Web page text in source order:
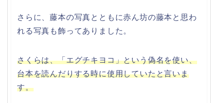
さらに、藤本の写真とともに赤ん坊の藤本と思わ
れる写真も飾ってありました。
さくらは、「エグチキヨコ」という偽名を使い、
台本を読んだりする時に使用していたと言いま
す。